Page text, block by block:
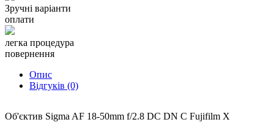
Вага
Зручні варіанти
оплати
легка процедура
повернення
Опис
Відгуків (0)
Об'єктив Sigma AF 18-50mm f/2.8 DC DN C Fujifilm X